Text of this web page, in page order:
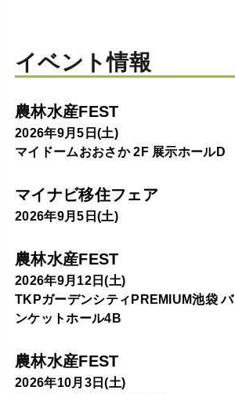
イベント情報
農林水産FEST
2026年9月5日(土)
マイドームおおさか 2F 展示ホールD
マイナビ移住フェア
2026年9月5日(土)
農林水産FEST
2026年9月12日(土)
TKPガーデンシティPREMIUM池袋 バ
ンケットホール4B
農林水産FEST
2026年10月3日(土)